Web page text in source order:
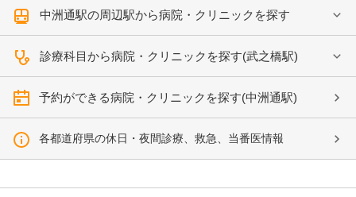
中洲通駅の周辺駅から病院・クリニックを探す
診療科目から病院・クリニックを探す(武之橋駅)
予約ができる病院・クリニックを探す(中洲通駅)
各都道府県の休日・夜間診療、救急、当番医情報